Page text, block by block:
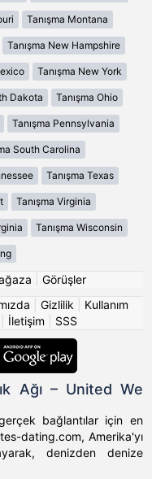
Tanışma Montana
Tanışma New Hampshire
Tanışma New York
Dakota Tanışma Ohio
Tanışma Pennsylvania
South Carolina
Tanışma Texas
Tanışma Virginia
Tanışma Wisconsin
Görüşler
Gizlilik
Kullanım
İletişim SSS
Ağı – United We
bağlantılar için en
dating.com, Amerika'yı
denizden denize